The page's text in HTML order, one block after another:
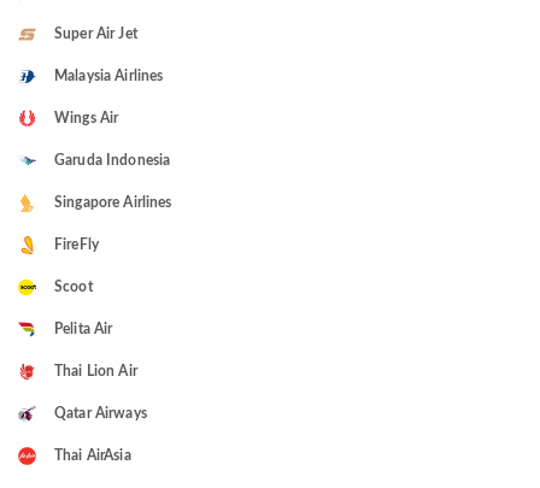
Super Air Jet
Malaysia Airlines
Wings Air
Garuda Indonesia
Singapore Airlines
FireFly
Scoot
Pelita Air
Thai Lion Air
Qatar Airways
Thai AirAsia